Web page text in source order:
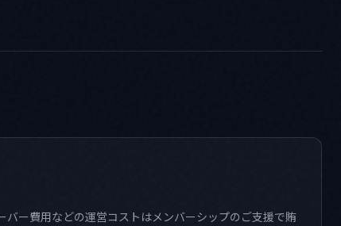
ー費用などの運営コストはメンバーシップのご支援で賄